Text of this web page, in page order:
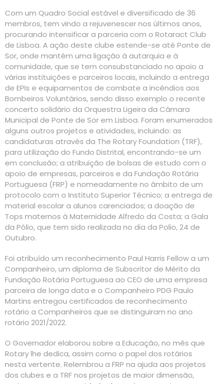
Com um Quadro Social estável e diversificado de 36
membros, tem vindo a rejuvenescer nos últimos anos,
procurando intensificar a parceria com o Rotaract Club
de Lisboa. A ação deste clube estende-se até Ponte de
Sor, onde mantém uma ligação à autarquia e à
comunidade, que se tem consubstanciado no apoio a
várias instituições e parceiros locais, incluindo a entrega
de EPIs e equipamentos de combate a incêndios aos
Bombeiros Voluntários, sendo disso exemplo o recente
concerto solidário da Orquestra Ligeira da Câmara
Municipal de Ponte de Sor em Lisboa. Foram enumerados
alguns outros projetos e atividades, incluindo: as
candidaturas através da The Rotary Foundation (TRF),
para utilização do Fundo Distrital, encontrando-se um
em conclusão; a atribuição de bolsas de estudo com o
apoio de empresas, parceiros e da Fundação Rotária
Portuguesa (FRP) e nomeadamente no âmbito de um
protocolo com o Instituto Superior Técnico; a entrega de
material escolar a alunos carenciados; a doação de
Tops maternos à Maternidade Alfredo da Costa; a Gala
da Pólio, que tem sido realizada no dia da Polio, 24 de
Outubro.
Foi atribuído um reconhecimento Paul Harris Fellow a um
Companheiro, um diploma de Subscritor de Mérito da
Fundação Rotária Portuguesa ao CEO de uma empresa
parceira de longa data e o Companheiro PDG Paulo
Martins entregou certificados de reconhecimento
rotário a Companheiros que se distinguiram no ano
rotário 2021/2022.
O Governador elaborou sobre a Educação, no mês que
Rotary lhe dedica, assim como o papel dos rotários
nesta vertente. Relembrou a FRP na ajuda aos projetos
dos clubes e a TRF nos projetos de maior dimensão,